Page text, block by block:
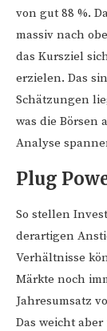
von gut 88 %.
massiv nach
das Kursziel
erzielen. Das
Schätzungen
was die Börsen
Analyse
Plug
So stellen
derartigen
Verhältnisse
Märkte noch
Jahresumsatz
Das weicht